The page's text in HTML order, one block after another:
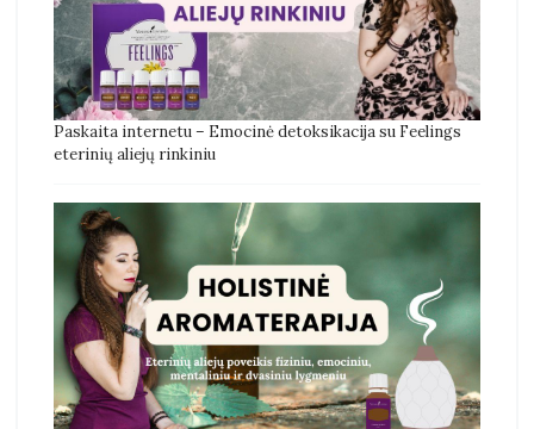
Paskaita internetu – Emocinė detoksikacija su Feelings
eterinių aliejų rinkiniu